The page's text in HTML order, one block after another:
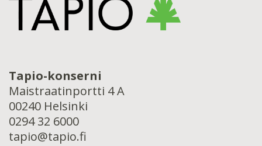
Tapio-konserni
Maistraatinportti 4 A
00240 Helsinki
0294 32 6000
tapio@tapio.fi